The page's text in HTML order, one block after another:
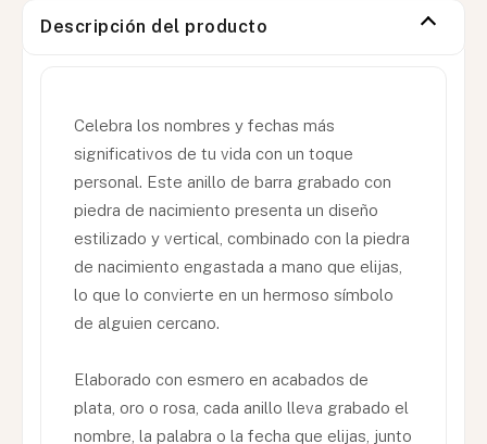
Descripción del producto
Celebra los nombres y fechas más
significativos de tu vida con un toque
personal. Este anillo de barra grabado con
piedra de nacimiento presenta un diseño
estilizado y vertical, combinado con la piedra
de nacimiento engastada a mano que elijas,
lo que lo convierte en un hermoso símbolo
de alguien cercano.
Elaborado con esmero en acabados de
plata, oro o rosa, cada anillo lleva grabado el
nombre, la palabra o la fecha que elijas, junto